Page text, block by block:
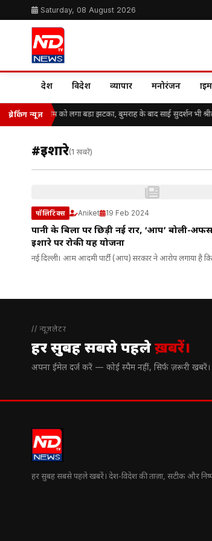
Saturday, 08 August 2026
देश विदेश व्यापार मनोरंजन क्राइम
ब्रेकिंग न्यूज़
भारतीय क्रिकेट टीम को लगा बड़ा झटका, बुमराह के बाद साई सुदर्शन भी
#इशारे(1 खबरें)
पॉलिटिक्स Aniket 19 Feb 2024
पानी के बिलों पर छिड़ी नई रार, ‘आप’ बोली-
इशारे पर रोकी यह योजना
नई दिल्ली। आम आदमी पार्टी (आप) सरकार ने आरोप लगाया है कि
// न्यूज़लेटर
हर सुबह सबसे पहलेख़बरें।
अपना ईमेल दर्ज करें — कोई स्पैम नहीं, सिर्फ ज़रूरी खबरें।
हर सुबह सबसे पहले खबरें। देश-विदेश की ताज़ा, सटीक और